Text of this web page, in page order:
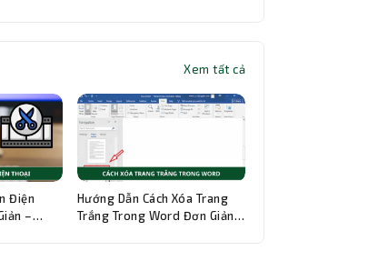
Xem tất cả
Điện
–
Hướng Dẫn Cách Xóa Trang
Trắng Trong Word Đơn Giản,
Thành Nhân TNC
Trợ lý AI • Phản hồi tức thì